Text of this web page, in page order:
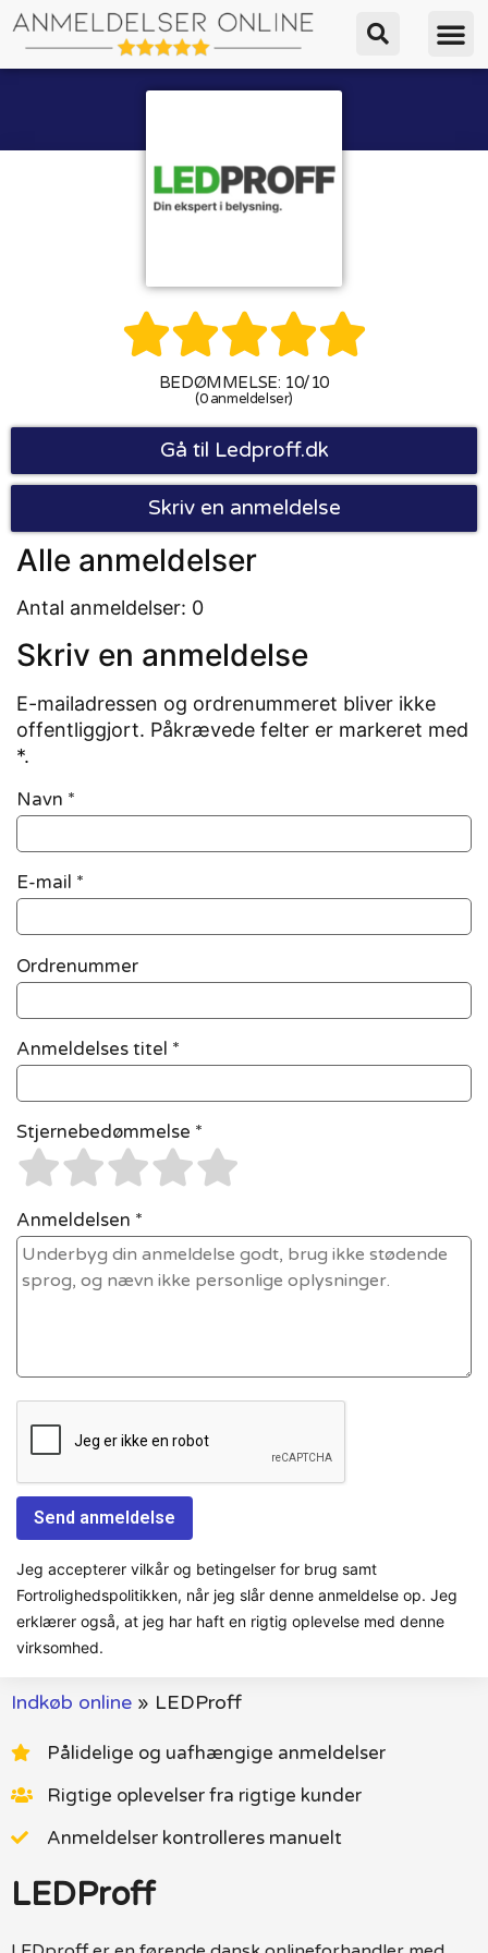

BEDØMMELSE: 10/10
(0 anmeldelser)
Gå til Ledproff.dk
Skriv en anmeldelse
Alle anmeldelser
Antal anmeldelser: 0
Skriv en anmeldelse
E-mailadressen og ordrenummeret bliver ikke
offentliggjort. Påkrævede felter er markeret med
*.
Navn *
E-mail *
Ordrenummer
Anmeldelses titel *
Stjernebedømmelse *
Anmeldelsen *
Jeg accepterer vilkår og betingelser for brug samt
Fortrolighedspolitikken, når jeg slår denne anmeldelse op. Jeg
erklærer også, at jeg har haft en rigtig oplevelse med denne
virksomhed.
Indkøb online » LEDProff
Pålidelige og uafhængige anmeldelser
Rigtige oplevelser fra rigtige kunder
Anmeldelser kontrolleres manuelt
LEDProff